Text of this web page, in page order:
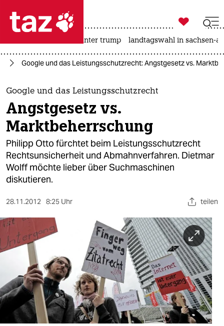
 taz zahl ich
taz zahl ich
themen
politik
öko
gesellschaft
kultur
sport
berlin
nord
wahrheit
verlag
verlag

taz zahl ich
usa unter trump landtagswahl in sachsen-
Google und das Leistungsschutzrecht: Angstgesetz vs.
Google und das Leistungsschutzrecht
Angstgesetz vs.
Marktbeherrschung
Philipp Otto fürchtet beim Leistungsschutzrecht
Rechtsunsicherheit und Abmahnverfahren. Dietmar
Wolff möchte lieber über Suchmaschinen
diskutieren.
28.11.2012 8:25 Uhr teilen